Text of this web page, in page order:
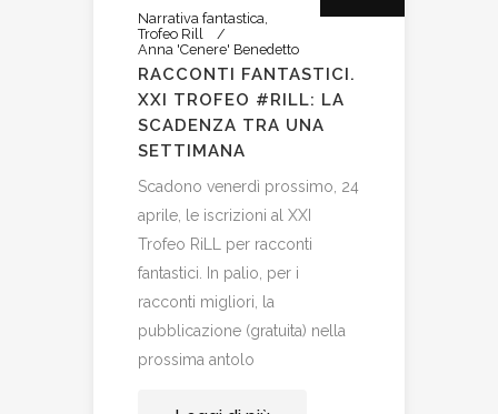
Narrativa fantastica
Trofeo Rill
Anna 'Cenere' Benedetto
RACCONTI FANTASTICI.
XXI TROFEO #RILL: LA
SCADENZA TRA UNA
SETTIMANA
Scadono venerdì prossimo, 24
aprile, le iscrizioni al XXI
Trofeo RiLL per racconti
fantastici. In palio, per i
racconti migliori, la
pubblicazione (gratuita) nella
prossima antolo